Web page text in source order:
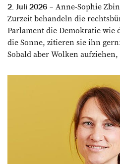
2. Juli 2026
Anne-Sophie
Zurzeit behandeln die
Parlament die Demokratie wie
die Sonne, zitieren sie ihn
Sobald aber Wolken